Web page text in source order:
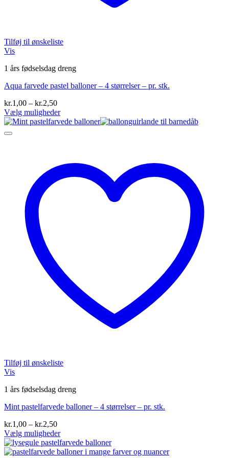
Tilføj til ønskeliste
Vis
1 års fødselsdag dreng
Aqua farvede pastel balloner – 4 størrelser – pr. stk.
kr.1,00 – kr.2,50Prisinterval:
kr.1,00
til
Vælg muligheder
Dette
vare
varesiden
Tilføj til ønskeliste
Vis
1 års fødselsdag dreng
Mint pastelfarvede balloner – 4 størrelser – pr. stk.
kr.1,00 – kr.2,50Prisinterval:
kr.1,00
til
kr.2,50
Vælg muligheder
Dette
vare